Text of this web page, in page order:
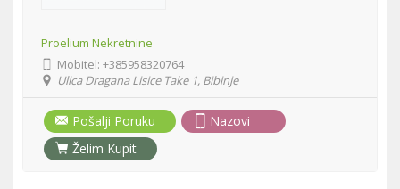
Proelium Nekretnine
Mobitel:+385958320764
Ulica Dragana Lisice Take 1, Bibinje
Pošalji Poruku
Nazovi
Želim Kupit